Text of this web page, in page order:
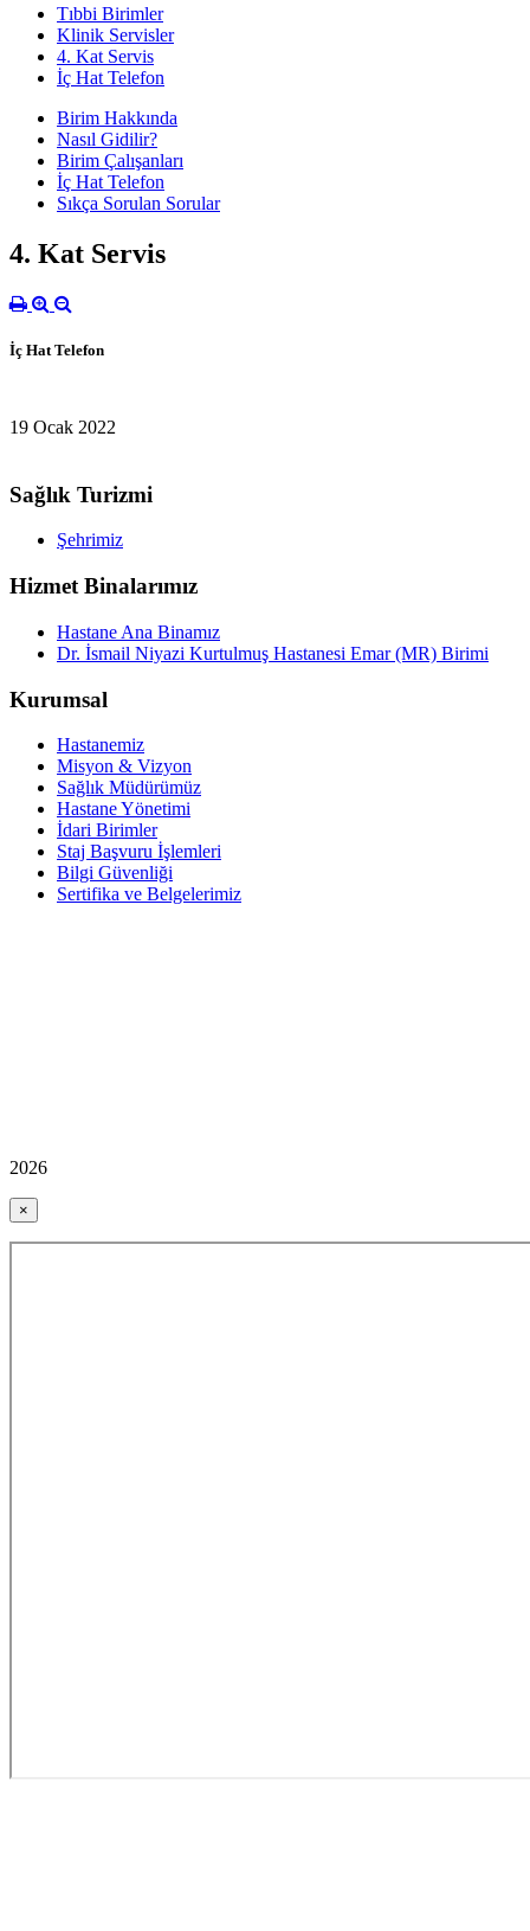
Tıbbi Birimler
Klinik Servisler
4. Kat Servis
İç Hat Telefon
Birim Hakkında
Nasıl Gidilir?
Birim Çalışanları
İç Hat Telefon
Sıkça Sorulan Sorular
4. Kat Servis
İç Hat Telefon
19 Ocak 2022
Sağlık Turizmi
Şehrimiz
Hizmet Binalarımız
Hastane Ana Binamız
Dr. İsmail Niyazi Kurtulmuş Hastanesi Emar (MR) Birimi
Kurumsal
Hastanemiz
Misyon & Vizyon
Sağlık Müdürümüz
Hastane Yönetimi
İdari Birimler
Staj Başvuru İşlemleri
Bilgi Güvenliği
Sertifika ve Belgelerimiz
2026
×